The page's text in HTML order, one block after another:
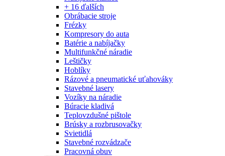
+ 16 ďalších
Obrábacie stroje
Frézky
Kompresory do auta
Batérie a nabíjačky
Multifunkčné náradie
Leštičky
Hoblíky
Rázové a pneumatické uťahováky
Stavebné lasery
Vozíky na náradie
Búracie kladivá
Teplovzdušné pištole
Brúsky a rozbrusovačky
Svietidlá
Stavebné rozvádzače
Pracovná obuv